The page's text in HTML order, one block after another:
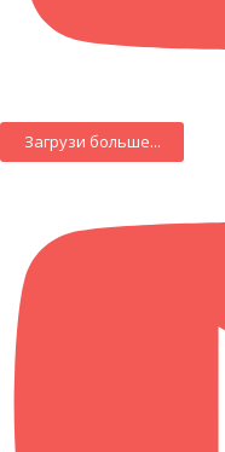
Загрузи больше...